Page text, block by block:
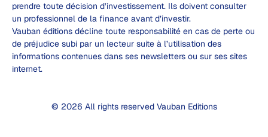
prendre toute décision d’investissement. Ils doivent consulter
un professionnel de la finance avant d’investir.
Vauban éditions décline toute responsabilité en cas de perte ou
de préjudice subi par un lecteur suite à l’utilisation des
informations contenues dans ses newsletters ou sur ses sites
internet.
© 2026 All rights reserved Vauban Editions